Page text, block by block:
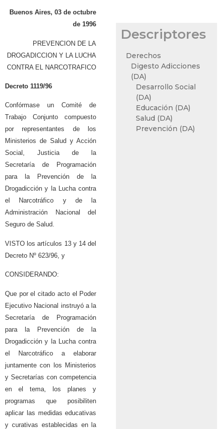
Buenos Aires, 03 de octubre
de 1996
PREVENCION DE LA
DROGADICCION Y LA LUCHA
CONTRA EL NARCOTRAFICO
Decreto 1119/96
Confórmase un Comité de
Trabajo Conjunto compuesto
por representantes de los
Ministerios de Salud y Acción
Social, Justicia de la
Secretaría de Programación
para la Prevención de la
Drogadicción y la Lucha contra
el Narcotráfico y de la
Administración Nacional del
Seguro de Salud.
VISTO los artículos 13 y 14 del
Decreto Nº 623/96, y
CONSIDERANDO:
Que por el citado acto el Poder
Ejecutivo Nacional instruyó a la
Secretaría de Programación
para la Prevención de la
Drogadicción y la Lucha contra
el Narcotráfico a elaborar
juntamente con los Ministerios
y Secretarías con competencia
en el tema, los planes y
programas que posibiliten
aplicar las medidas educativas
y curativas establecidas en la
Descriptores
Derechos
Digesto Adicciones
(DA)
Desarrollo Social
(DA)
Educación (DA)
Salud (DA)
Prevención (DA)